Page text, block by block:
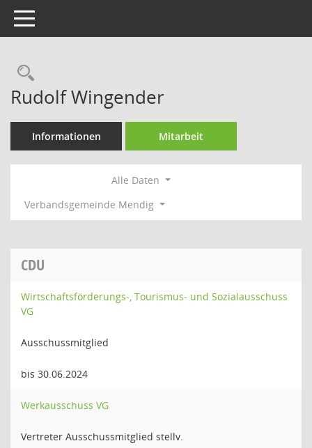
Toggle navigation
Rechercheauswahl
Rudolf Wingender
Informationen Mitarbeit
Alle Daten
Verbandsgemeinde Mendig
CDU
Wirtschaftsförderungs-, Tourismus- und Sozialausschuss
VG
Ausschussmitglied
bis 30.06.2024
Werkausschuss VG
Vertreter Ausschussmitglied stellv.